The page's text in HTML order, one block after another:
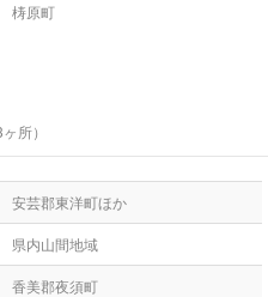
梼原町
ヶ所）
安芸郡東洋町ほか
県内山間地域
香美郡夜須町